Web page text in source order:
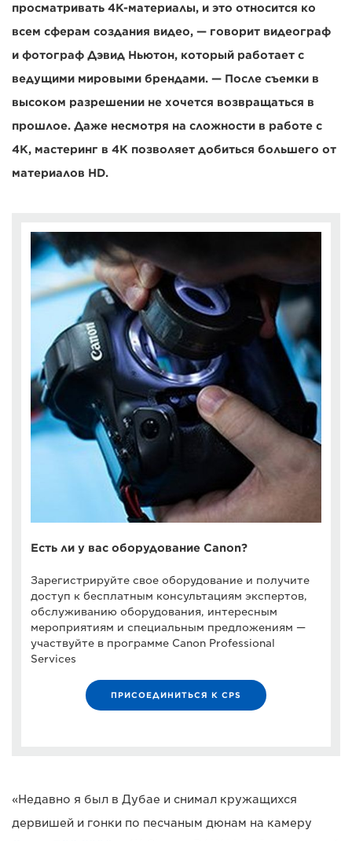
просматривать 4K-материалы, и это относится ко
всем сферам создания видео, — говорит видеограф
и фотограф Дэвид Ньютон, который работает с
ведущими мировыми брендами. — После съемки в
высоком разрешении не хочется возвращаться в
прошлое. Даже несмотря на сложности в работе с
4K, мастеринг в 4K позволяет добиться большего от
материалов HD.
Есть ли у вас оборудование Canon?
Зарегистрируйте свое оборудование и получите
доступ к бесплатным консультациям экспертов,
обслуживанию оборудования, интересным
мероприятиям и специальным предложениям —
участвуйте в программе Canon Professional
Services
ПРИСОЕДИНИТЬСЯ К CPS
«Недавно я был в Дубае и снимал кружащихся
дервишей и гонки по песчаным дюнам на камеру